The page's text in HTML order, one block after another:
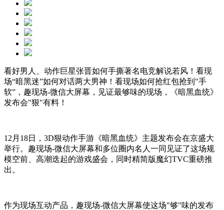
看好男人、动作巨星张晋如何手撕著名电竞解说若风！看现
场“暗黑迷”如何对话两大男神！看现场如何抢红包抢到"手
软”，趣现场-微信大屏幕，见证最够味的现场，《暗黑血统》
发布会"狠"有料！
12月18日，3D狠动作手游《暗黑血统》主题发布会在京盛大
举行。趣现场-微信大屏幕和多位圈内名人一同见证了这场规
模空前、高潮迭起的游戏盛会，同时精简版魔幻TVC重磅推
出。
作为现场互动产品，趣现场-微信大屏幕使这场"够"味的发布